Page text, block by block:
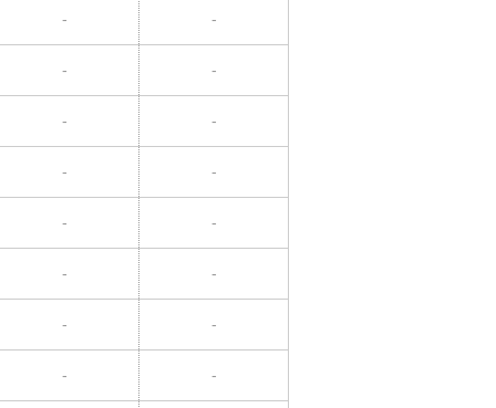
- -
- -
- -
- -
- -
- -
- -
- -